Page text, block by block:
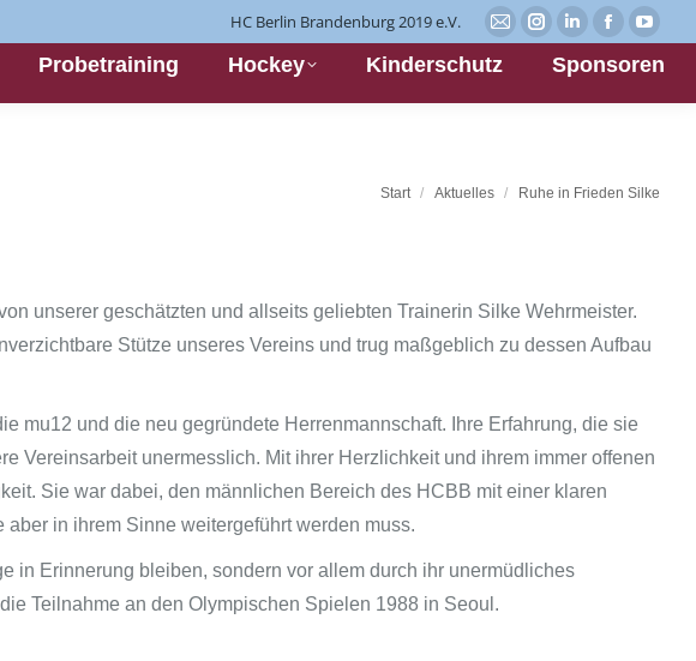
HC Berlin Brandenburg 2019 e.V.
E-
Mail
new
Instagram
page
window
Linkedin
page
window
Facebook
page
window
page
Probetraining Hockey Kinderschutz
Sponsoren
Start Aktuelles Ruhe in Frieden Silke
unserer geschätzten und allseits geliebten Trainerin Silke Wehrmeister.
Stütze unseres Vereins und trug maßgeblich zu dessen Aufbau
mu12 und die neu gegründete Herrenmannschaft. Ihre Erfahrung, die sie
Vereinsarbeit unermesslich. Mit ihrer Herzlichkeit und ihrem immer offenen
Sie war dabei, den männlichen Bereich des HCBB mit einer klaren
in ihrem Sinne weitergeführt werden muss.
in Erinnerung bleiben, sondern vor allem durch ihr unermüdliches
Teilnahme an den Olympischen Spielen 1988 in Seoul.